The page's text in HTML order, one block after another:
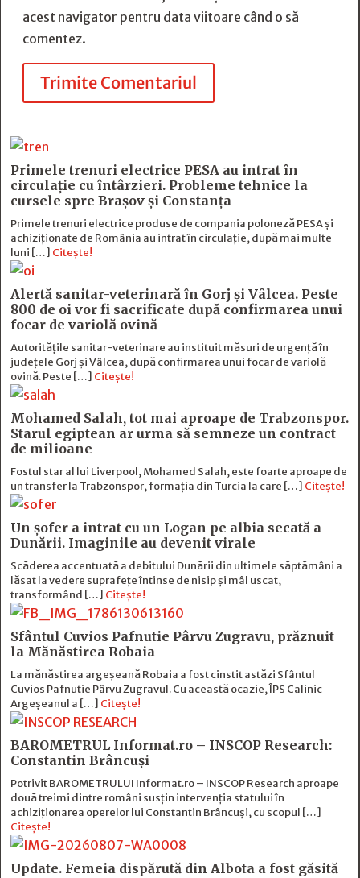
acest navigator pentru data viitoare când o să
comentez.
Trimite Comentariul
Primele trenuri electrice PESA au intrat în
circulație cu întârzieri. Probleme tehnice la
cursele spre Brașov și Constanța
Primele trenuri electrice produse de compania poloneză PESA și
achiziționate de România au intrat în circulație, după mai multe
luni […] Citește!
Alertă sanitar-veterinară în Gorj și Vâlcea. Peste
800 de oi vor fi sacrificate după confirmarea unui
focar de variolă ovină
Autoritățile sanitar-veterinare au instituit măsuri de urgență în
județele Gorj și Vâlcea, după confirmarea unui focar de variolă
ovină. Peste […] Citește!
Mohamed Salah, tot mai aproape de Trabzonspor.
Starul egiptean ar urma să semneze un contract
de milioane
Fostul star al lui Liverpool, Mohamed Salah, este foarte aproape de
un transfer la Trabzonspor, formația din Turcia la care […] Citește!
Un șofer a intrat cu un Logan pe albia secată a
Dunării. Imaginile au devenit virale
Scăderea accentuată a debitului Dunării din ultimele săptămâni a
lăsat la vedere suprafețe întinse de nisip și mâl uscat,
transformând […] Citește!
Sfântul Cuvios Pafnutie Pârvu Zugravu, prăznuit
la Mănăstirea Robaia
La mănăstirea argeșeană Robaia a fost cinstit astăzi Sfântul
Cuvios Pafnutie Pârvu Zugravul. Cu această ocazie, ÎPS Calinic
Argeșeanul a […] Citește!
BAROMETRUL Informat.ro – INSCOP Research:
Constantin Brâncuși
Potrivit BAROMETRULUI Informat.ro – INSCOP Research aproape
două treimi dintre români susțin intervenția statului în
achiziționarea operelor lui Constantin Brâncuși, cu scopul […]
Citește!
Update. Femeia dispărută din Albota a fost găsită